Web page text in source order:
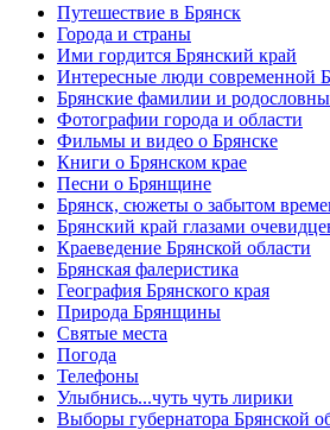
Путешествие в Брянск
Города и страны
Ими гордится Брянский край
Интересные люди современной
Брянские фамилии и
Фотографии города и области
Фильмы и видео о Брянске
Книги о Брянском крае
Песни о Брянщине
Брянск, сюжеты о забытом
Брянский край глазами
Краеведение Брянской области
Брянская фалеристика
География Брянского края
Природа Брянщины
Святые места
Погода
Телефоны
Улыбнись...чуть чуть лирики
Выборы губернатора Брянской